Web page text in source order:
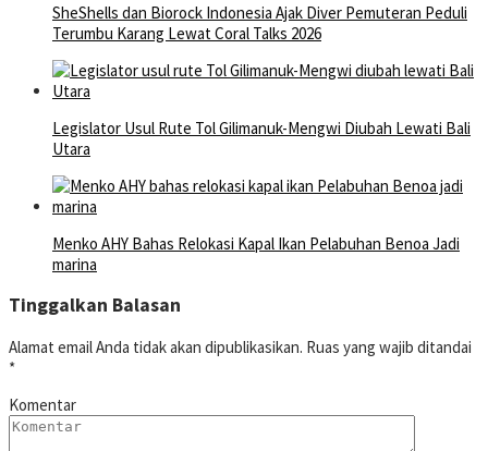
SheShells dan Biorock Indonesia Ajak Diver Pemuteran Peduli
Terumbu Karang Lewat Coral Talks 2026
Legislator Usul Rute Tol Gilimanuk-Mengwi Diubah Lewati Bali
Utara
Menko AHY Bahas Relokasi Kapal Ikan Pelabuhan Benoa Jadi
marina
Tinggalkan Balasan
Alamat email Anda tidak akan dipublikasikan. Ruas yang wajib ditandai
*
Komentar